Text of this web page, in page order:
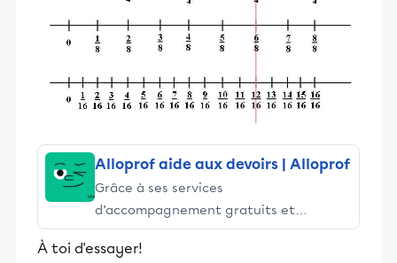
Alloprof aide aux devoirs | Alloprof
Grâce à ses services
d’accompagnement gratuits et
stimulants, Alloprof engage les élèves
et leurs parents dans la réussite
À toi d'essayer!